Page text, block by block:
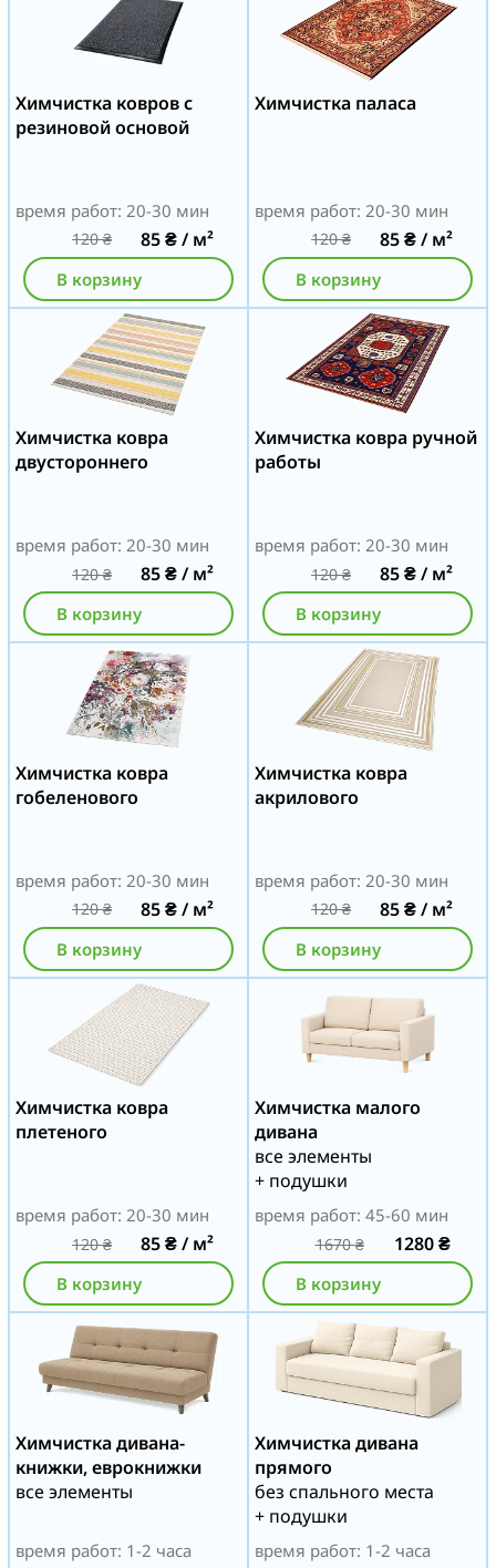
Химчистка ковров с
резиновой основой
время работ: 20-30 мин
120₴ 85₴/ м²
В корзину
Химчистка паласа
время работ: 20-30 мин
120₴ 85₴/ м²
В корзину
Химчистка ковра
двустороннего
время работ: 20-30 мин
120₴ 85₴/ м²
В корзину
Химчистка ковра ручной
работы
время работ: 20-30 мин
120₴ 85₴/ м²
В корзину
Химчистка ковра
гобеленового
время работ: 20-30 мин
120₴ 85₴/ м²
В корзину
Химчистка ковра
акрилового
время работ: 20-30 мин
120₴ 85₴/ м²
В корзину
Химчистка ковра
плетеного
время работ: 20-30 мин
120₴ 85₴/ м²
В корзину
Химчистка малого
дивана
все элементы
+ подушки
время работ: 45-60 мин
1670₴ 1280₴
В корзину
Химчистка дивана-
книжки, еврокнижки
все элементы
время работ: 1-2 часа
Химчистка дивана
прямого
без спального места
+ подушки
время работ: 1-2 часа